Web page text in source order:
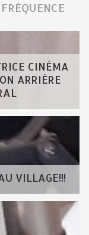
CINÉMA
ARRIÈRE
VILLAGE!!!